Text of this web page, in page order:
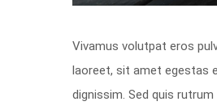
Vivamus volutpat eros
laoreet, sit amet egestas
dignissim. Sed quis